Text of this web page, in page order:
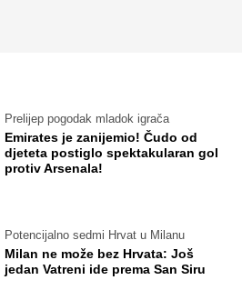
Prelijep pogodak mladok igrača
Emirates je zanijemio! Čudo od
djeteta postiglo spektakularan gol
protiv Arsenala!
Potencijalno sedmi Hrvat u Milanu
Milan ne može bez Hrvata: Još
jedan Vatreni ide prema San Siru